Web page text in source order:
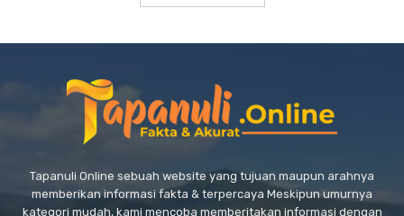
Tapanuli Online sebuah website yang tujuan maupun arahnya
memberikan informasi fakta & terpercaya Meskipun umurnya
kategori mudah, kami mencoba memberitakan informasi dengan